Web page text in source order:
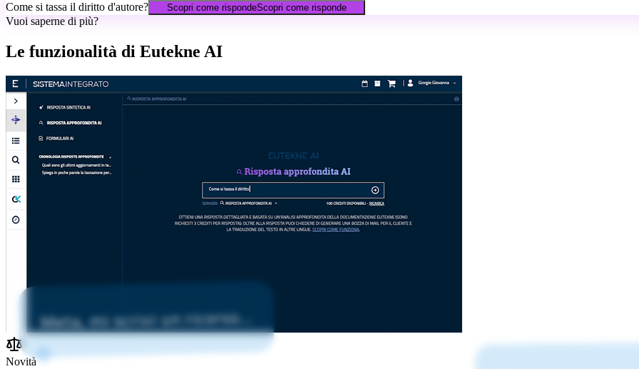
Meta, mi scrivi un ricorso...
Come si tassa il diritto d'autore? Scopri come rispondeScopri come risponde
Vuoi saperne di più?
Le funzionalità di Eutekne AI
Novità